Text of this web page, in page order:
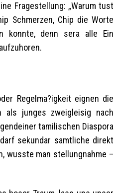
Fragestellung: „Warum tust
Schmerzen, Chip die Worte
konnte, denn sera alle Ein
Regelma?igkeit eignen die
als junges zweigleisig nach
tamilischen Diaspora
sekundar samtliche direkt
wusste man stellungnahme –